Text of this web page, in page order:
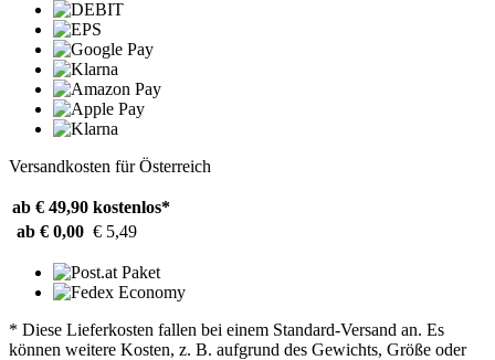
Versandkosten für Österreich
ab € 49,90 kostenlos*
ab € 0,00 € 5,49
* Diese Lieferkosten fallen bei einem Standard-Versand an. Es
können weitere Kosten, z. B. aufgrund des Gewichts, Größe oder